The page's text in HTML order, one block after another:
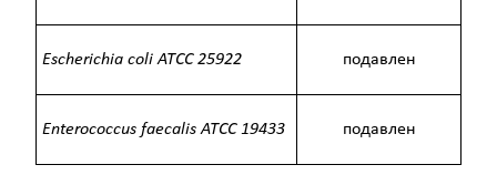
Escherichia coliATCC25922 подавлен
Enterococcus faecalisATCC19433 подавлен